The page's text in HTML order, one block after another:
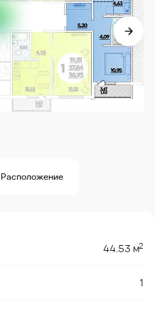
Расположение
44.53 м2
1